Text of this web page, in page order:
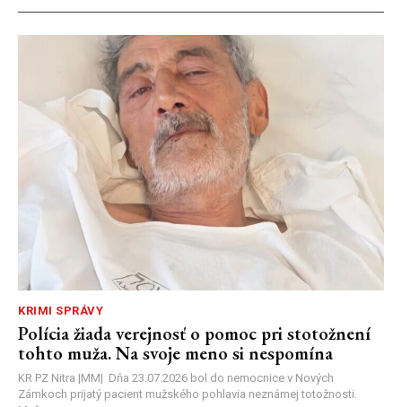
KRIMI SPRÁVY
Polícia žiada verejnosť o pomoc pri stotožnení
tohto muža. Na svoje meno si nespomína
KR PZ Nitra |MM| Dňa 23.07.2026 bol do nemocnice v Nových
Zámkoch prijatý pacient mužského pohlavia neznámej totožnosti.